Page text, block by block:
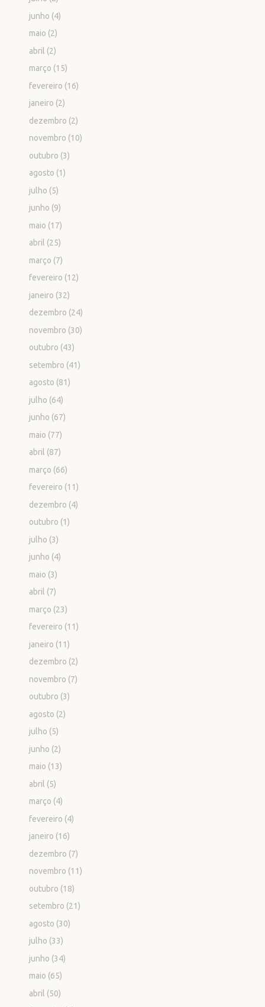
junho (4)
maio (2)
abril (2)
março (15)
fevereiro (16)
janeiro (2)
dezembro (2)
novembro (10)
outubro (3)
agosto (1)
julho (5)
junho (9)
maio (17)
abril (25)
março (7)
fevereiro (12)
janeiro (32)
dezembro (24)
novembro (30)
outubro (43)
setembro (41)
agosto (81)
julho (64)
junho (67)
maio (77)
abril (87)
março (66)
fevereiro (11)
dezembro (4)
outubro (1)
julho (3)
junho (4)
maio (3)
abril (7)
março (23)
fevereiro (11)
janeiro (11)
dezembro (2)
novembro (7)
outubro (3)
agosto (2)
julho (5)
junho (2)
maio (13)
abril (5)
março (4)
fevereiro (4)
janeiro (16)
dezembro (7)
novembro (11)
outubro (18)
setembro (21)
agosto (30)
julho (33)
junho (34)
maio (65)
abril (50)